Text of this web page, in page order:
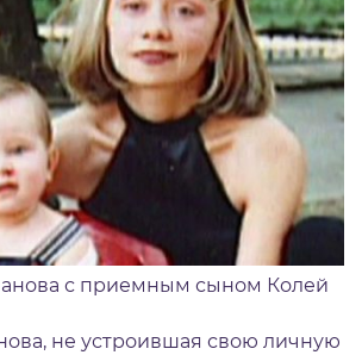
с приемным сыном Колей
не устроившая свою личную